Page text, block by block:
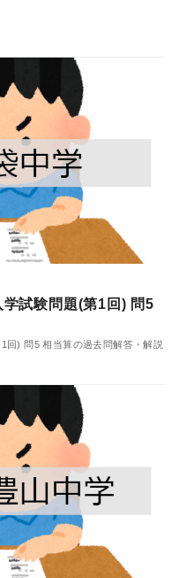
試験問題(第1回) 問5
回) 問5 相当算の過去問解答・解説